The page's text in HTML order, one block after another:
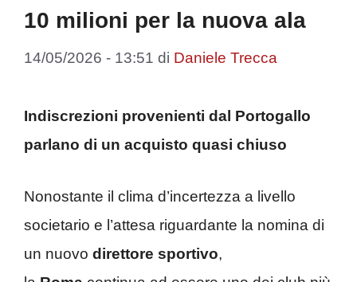
10 milioni per la nuova ala
14/05/2026 - 13:51 di Daniele Trecca
Indiscrezioni provenienti dal Portogallo
parlano di un acquisto quasi chiuso
Nonostante il clima d’incertezza a livello
societario e l’attesa riguardante la nomina di
un nuovo direttore sportivo,